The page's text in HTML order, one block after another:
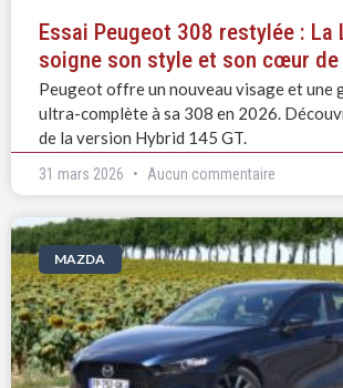
Essai Peugeot 308 restylée : La
soigne son style et son cœur de
Peugeot offre un nouveau visage et une
ultra-complète à sa 308 en 2026.
de la version Hybrid 145 GT.
31 mars 2026 Aucun commentaire
MAZDA